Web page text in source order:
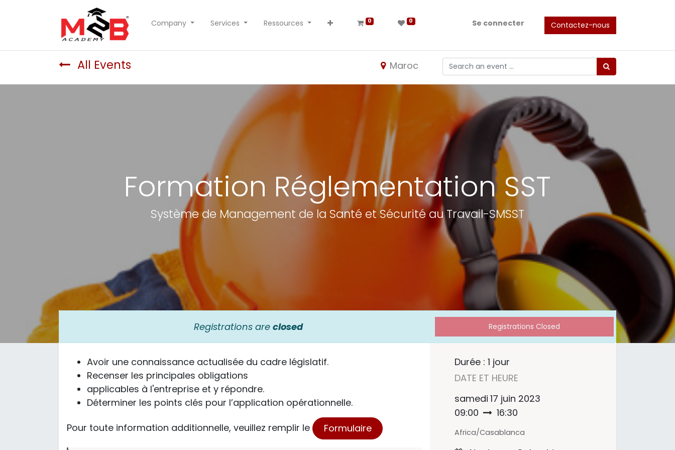
Company Services Ressources 0 0 Se connecter Contactez-nous
All Events Maroc
Formation Réglementation SST
Système de Management de la Santé et Sécurité au Travail-SMSST
Registrations are closed Registrations Closed
Avoir une connaissance actualisée du cadre législatif.
Recenser les principales obligations
applicables à l'entreprise et y répondre.
Déterminer les points clés pour l’application opérationnelle.
Pour toute information additionnelle, veuillez remplir le
Formulaire
Durée : 1 jour
DATE ET HEURE
samedi 17 juin 2023
09:00
16:30
Africa/Casablanca